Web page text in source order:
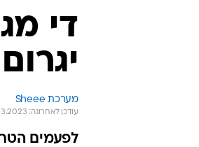
די
מערכת Sheee
עודכן לאחרונה: 8.3.2023 / 10:11
לפעמים